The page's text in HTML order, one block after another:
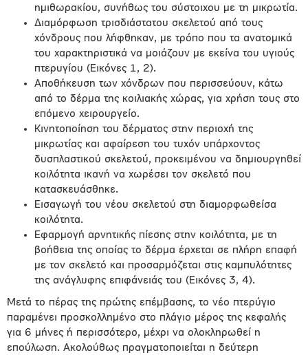
ημιθωρακίου, συνήθως του σύστοιχου με τη μικρωτία.
Διαμόρφωση τρισδιάστατου σκελετού από τους
χόνδρους που λήφθηκαν, με τρόπο που τα ανατομικά
του χαρακτηριστικά να μοιάζουν με εκείνα του υγιούς
πτερυγίου (Εικόνες 1, 2).
Αποθήκευση των χόνδρων που περισσεύουν, κάτω
από το δέρμα της κοιλιακής χώρας, για χρήση τους στο
επόμενο χειρουργείο.
Κινητοποίηση του δέρματος στην περιοχή της
μικρωτίας και αφαίρεση του τυχόν υπάρχοντος
δυσπλαστικού σκελετού, προκειμένου να δημιουργηθεί
κοιλότητα ικανή να χωρέσει τον σκελετό που
κατασκευάσθηκε.
Εισαγωγή του νέου σκελετού στη διαμορφωθείσα
κοιλότητα.
Εφαρμογή αρνητικής πίεσης στην κοιλότητα, με τη
βοήθεια της οποίας το δέρμα έρχεται σε πλήρη επαφή
με τον σκελετό και προσαρμόζεται στις καμπυλότητες
της ανάγλυφης επιφάνειάς του (Εικόνες 3, 4).
Μετά το πέρας της πρώτης επέμβασης, το νέο πτερύγιο
παραμένει προσκολλημένο στο πλάγιο μέρος της κεφαλής
για 6 μήνες ή περισσότερο, μέχρι να ολοκληρωθεί η
επούλωση. Ακολούθως πραγματοποιείται η δεύτερη